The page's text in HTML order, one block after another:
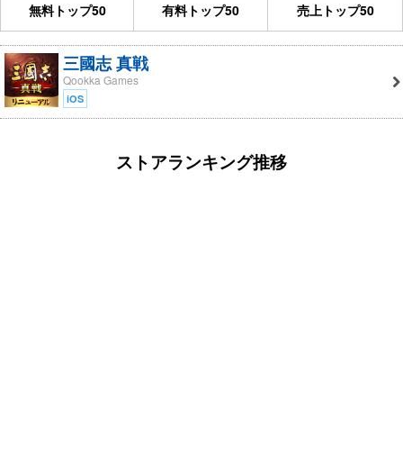
無料トップ50 有料トップ50 売上トップ50
三國志 真戦
Qookka Games
iOS
ストアランキング推移